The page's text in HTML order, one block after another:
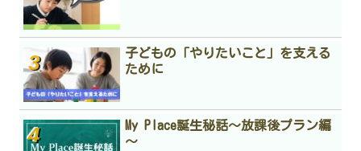
子どもの「やりたいこと」を支える
ために
My Place誕生秘話～放課後プラン編
～